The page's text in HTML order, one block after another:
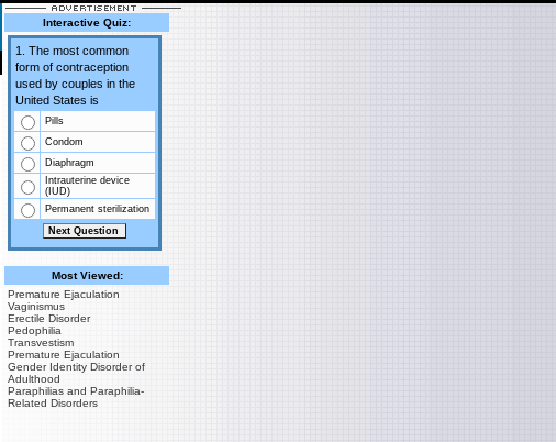
Interactive Quiz:
1. The most common
form of contraception
used by couples in the
United States is
Pills
Condom
Diaphragm
Intrauterine device
(IUD)
Permanent sterilization
Most Viewed:
Premature Ejaculation
Vaginismus
Erectile Disorder
Pedophilia
Transvestism
Premature Ejaculation
Gender Identity Disorder of
Adulthood
Paraphilias and Paraphilia-
Related Disorders